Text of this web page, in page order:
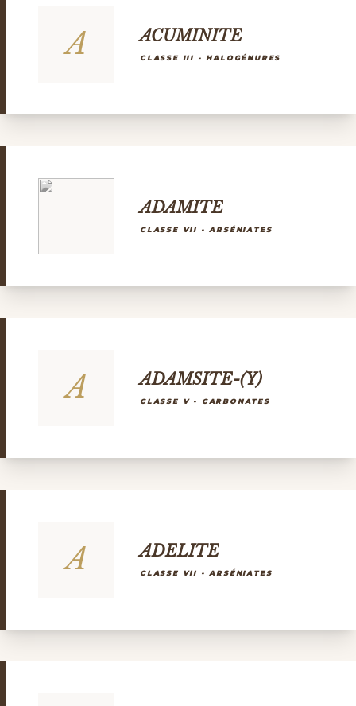
A ACUMINITE
CLASSE III - HALOGÉNURES
ADAMITE
CLASSE VII - ARSÉNIATES
A ADAMSITE-(Y)
CLASSE V - CARBONATES
A ADELITE
CLASSE VII - ARSÉNIATES